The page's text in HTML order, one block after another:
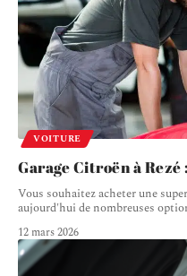
VOITURE
Garage Citroën à Rezé
Vous souhaitez acheter une
aujourd'hui de nombreuses
12 mars 2026